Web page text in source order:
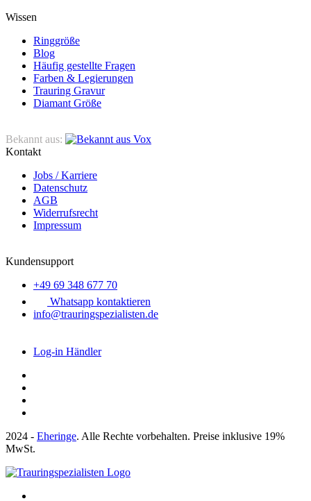
Wissen
Ringgröße
Blog
Häufig gestellte Fragen
Farben & Legierungen
Trauring Gravur
Diamant Größe
Bekannt aus:
Kontakt
Jobs / Karriere
Datenschutz
AGB
Widerrufsrecht
Impressum
Kundensupport
+49 69 348 677 70
Whatsapp kontaktieren
info@trauringspezialisten.de
Log-in Händler
2024 - Eheringe. Alle Rechte vorbehalten. Preise inklusive 19%
MwSt.